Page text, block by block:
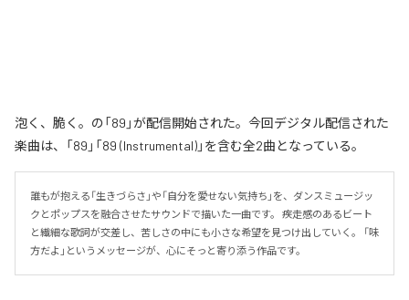
泡く、脆く。の「89」が配信開始された。今回デジタル配信された
楽曲は、「89」「89 (Instrumental)」を含む全2曲となっている。
誰もが抱える「生きづらさ」や「自分を愛せない気持ち」を、ダンスミュージッ
クとポップスを融合させたサウンドで描いた一曲です。 疾走感のあるビート
と繊細な歌詞が交差し、苦しさの中にも小さな希望を見つけ出していく。 「味
方だよ」というメッセージが、心にそっと寄り添う作品です。